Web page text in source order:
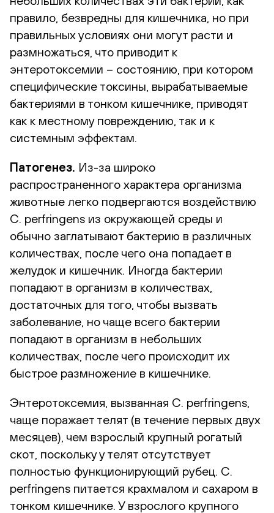
правило, безвредны для кишечника, но при
правильных условиях они могут расти и
размножаться, что приводит к
энтеротоксемии – состоянию, при котором
специфические токсины, вырабатываемые
бактериями в тонком кишечнике, приводят
как к местному повреждению, так и к
системным эффектам.
Патогенез. Из-за широко
распространенного характера организма
животные легко подвергаются воздействию
C. perfringens из окружающей среды и
обычно заглатывают бактерию в различных
количествах, после чего она попадает в
желудок и кишечник. Иногда бактерии
попадают в организм в количествах,
достаточных для того, чтобы вызвать
заболевание, но чаще всего бактерии
попадают в организм в небольших
количествах, после чего происходит их
быстрое размножение в кишечнике.
Энтеротоксемия, вызванная C. perfringens,
чаще поражает телят (в течение первых двух
месяцев), чем взрослый крупный рогатый
скот, поскольку у телят отсутствует
полностью функционирующий рубец. C.
perfringens питается крахмалом и сахаром в
тонком кишечнике. У взрослого крупного